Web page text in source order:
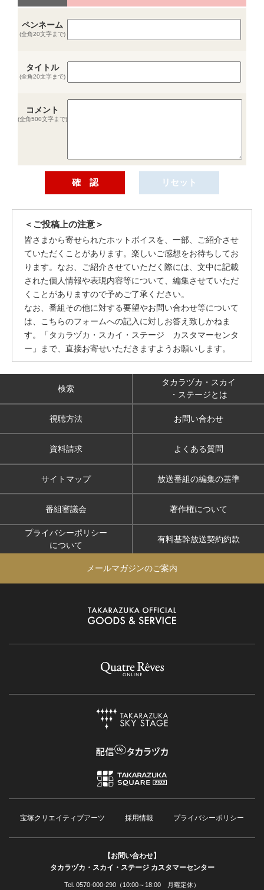
ペンネーム
(全角20文字まで)
タイトル
(全角20文字まで)
コメント
(全角500文字まで)
＜ご投稿上の注意＞
皆さまから寄せられたホットボイスを、一部、ご紹介させ
ていただくことがあります。楽しいご感想をお待ちしてお
ります。なお、ご紹介させていただく際には、文中に記載
された個人情報や表現内容等について、編集させていただ
くことがありますので予めご了承ください。
なお、番組その他に対する要望やお問い合わせ等について
は、こちらのフォームへの記入に対しお答え致しかねま
す。「タカラヅカ・スカイ・ステージ カスタマーセンタ
ー」まで、直接お寄せいただきますようお願いします。
検索
タカラヅカ・スカイ
・ステージとは
視聴方法 お問い合わせ
資料請求 よくある質問
サイトマップ 放送番組の編集の基準
番組審議会 著作権について
プライバシーポリシー
について
有料基幹放送契約約款
メールマガジンのご案内
宝塚クリエイティブアーツ 採用情報 プライバシーポリシー
【お問い合わせ】
タカラヅカ・スカイ・ステージ カスタマーセンター
Tel. 0570-000-290（10:00～18:00 月曜定休）